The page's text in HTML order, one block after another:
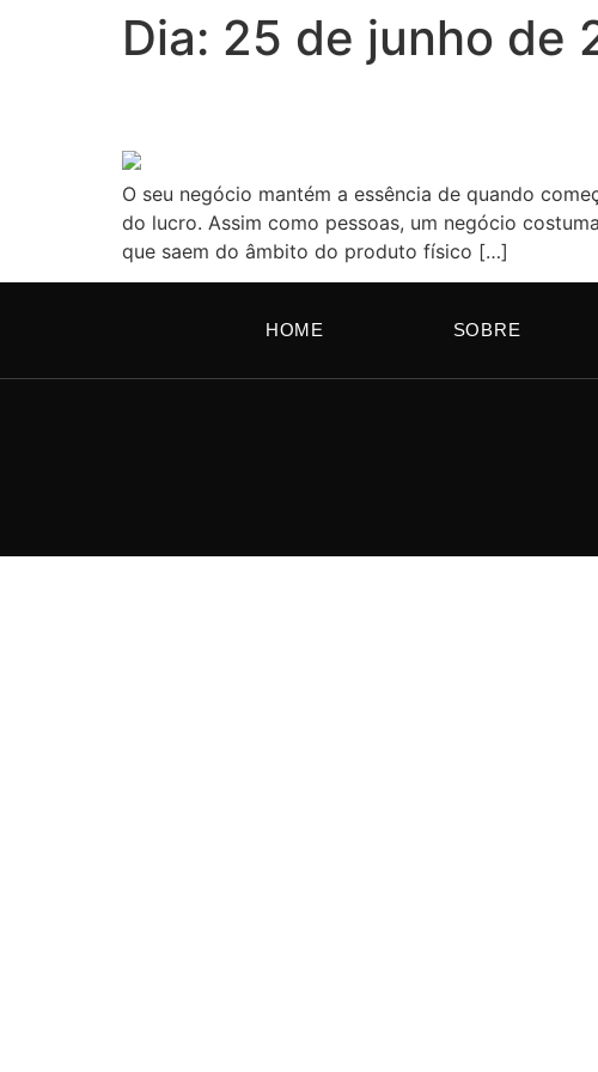
Dia: 25 de junho de
O seu negócio mantém a essência de quando
do lucro. Assim como pessoas, um negócio
que saem do âmbito do produto físico […]
HOME SOBRE